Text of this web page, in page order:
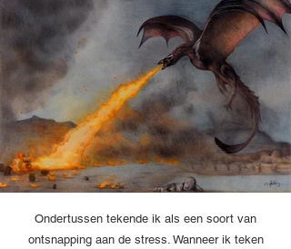
Ondertussen tekende ik als een soort van
ontsnapping aan de stress. Wanneer ik teken